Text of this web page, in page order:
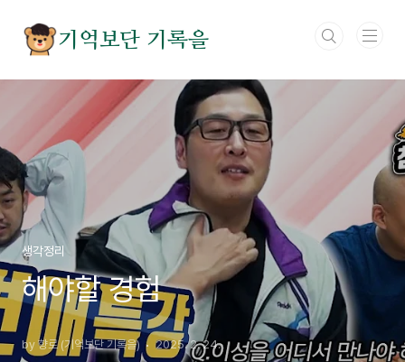
기억보단 기록을
생각정리
해야할 경험
by 향로 (기억보단 기록을) 2025. 2. 24.